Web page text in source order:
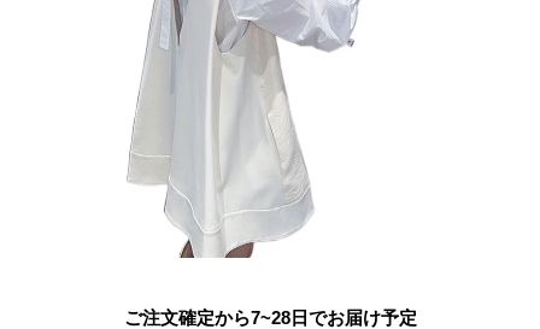
ご注文確定から7~28日でお届け予定